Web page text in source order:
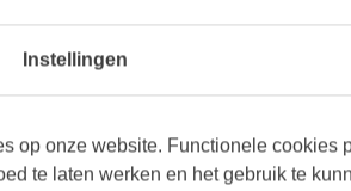
VAN ALLE
Instellingen
op onze website. Functionele cookies
te laten werken en het gebruik te